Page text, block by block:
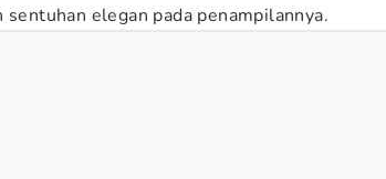
sentuhan elegan pada penampilannya.